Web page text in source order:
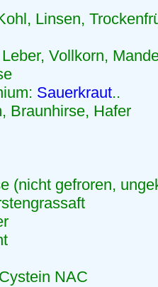
Linsen,
Vollkorn,
Sauerkraut..
Braunhirse, Hafer
(nicht gefroren,
NAC